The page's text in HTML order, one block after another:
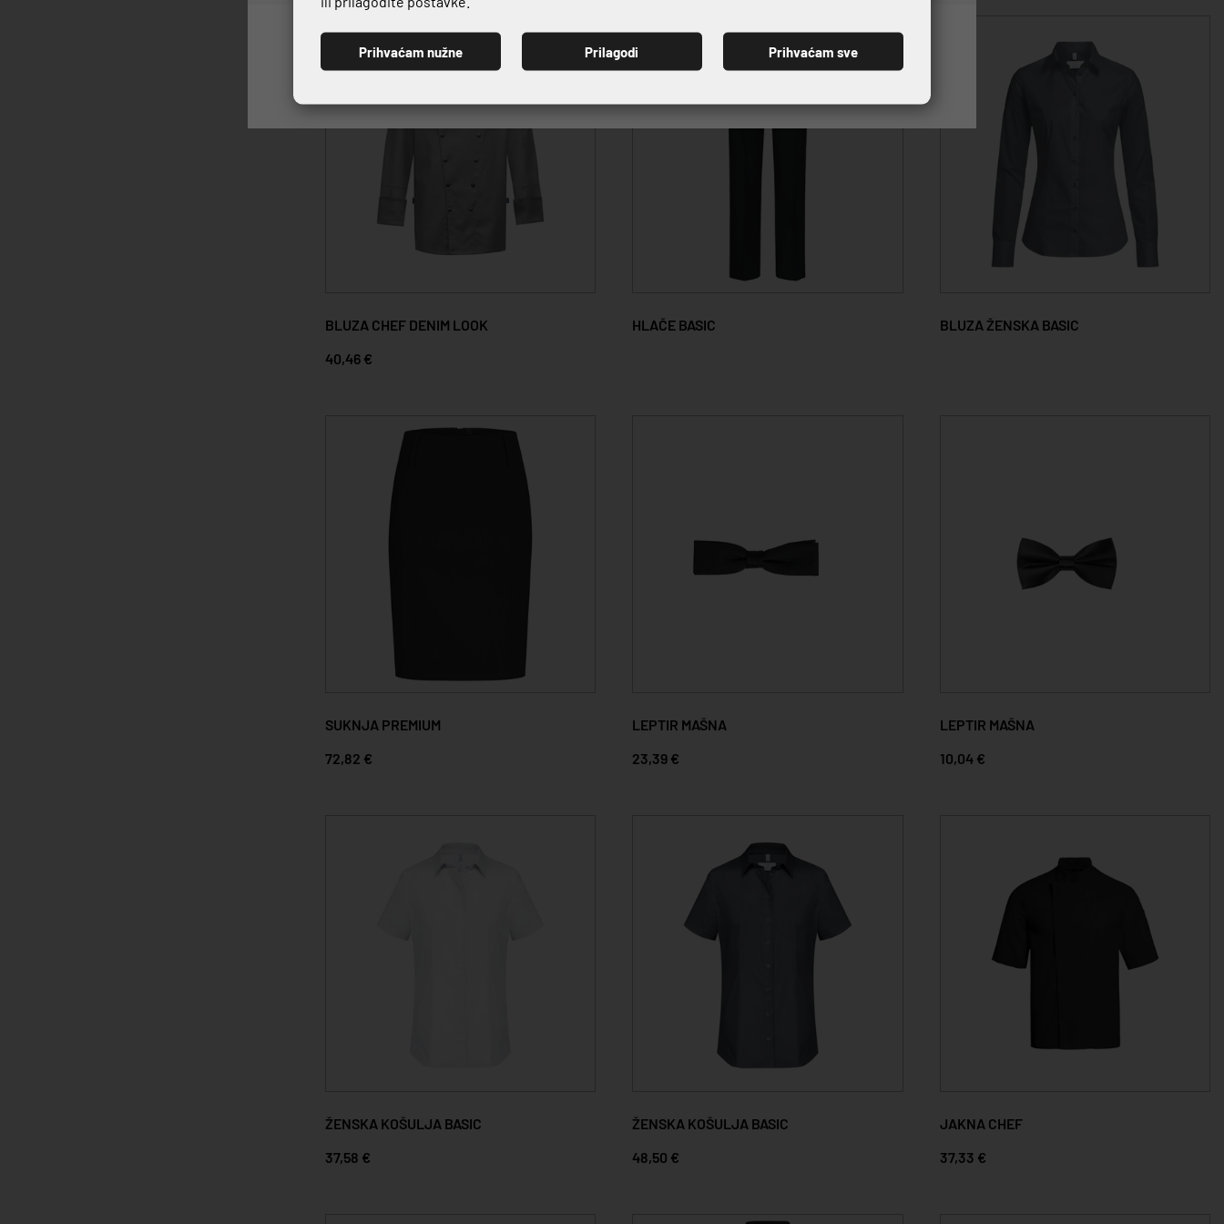
BLUZA CHEF DENIM LOOK
40,46 €
HLAČE BASIC BLUZA ŽENSKA BASIC
SUKNJA PREMIUM
72,82 €
LEPTIR MAŠNA
23,39 €
LEPTIR MAŠNA
10,04 €
ŽENSKA KOŠULJA BASIC
37,58 €
ŽENSKA KOŠULJA BASIC
48,50 €
JAKNA CHEF
37,33 €
PRIJAVI SE
Prihvaćam nužne Prilagodi Prihvaćam sve